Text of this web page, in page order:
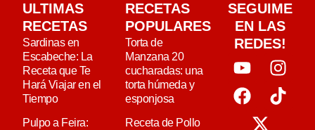
ULTIMAS
RECETAS
Sardinas en
Escabeche: La
Receta que Te
Hará Viajar en el
Tiempo
Pulpo a Feira:
RECETAS
POPULARES
Torta de
Manzana 20
cucharadas: una
torta húmeda y
esponjosa
Receta de Pollo
SEGUIME
EN LAS
REDES!